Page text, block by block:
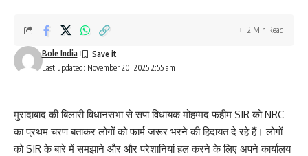
Last updated: November 20, 2025 2:55 am
Bole India
2 Min Read
मुरादाबाद की बिलारी विधानसभा से सपा विधायक मोहम्मद फहीम SIR को NRC
का प्रथम चरण बताकर लोगों को फार्म जरूर भरने की हिदायत दे रहे हैं। लोगों
को SIR के बारे में समझाने और और परेशानियां हल करने के लिए अपने कार्यालय